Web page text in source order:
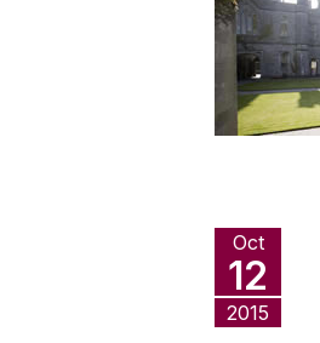
Oct
12
2015